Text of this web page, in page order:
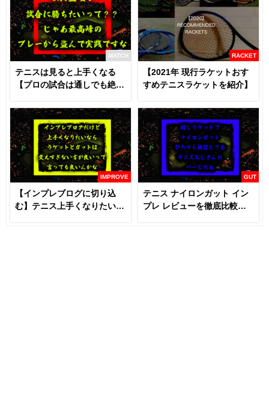
MATCH
テニスは見ると上手くなる
【プロの試合は通しでも絶対
RACKET
【2021年 現行ラケットおす
すめテニスラケットを紹介】
IMPROVE
【インプレブログに切り込
む】テニス上手くなりたいな
GUT
テニス ナイロンガット イン
プレ レビューを徹底比較